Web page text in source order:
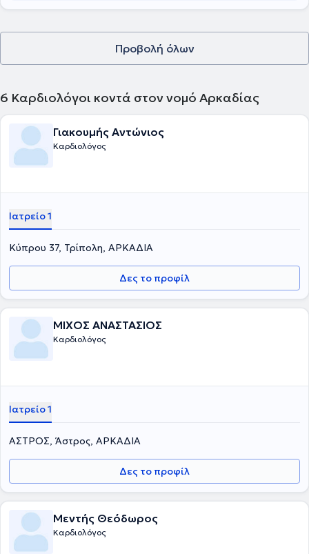
Προβολή όλων
6 Καρδιολόγοι κοντά στον νομό Αρκαδίας
Γιακουμής Αντώνιος
Καρδιολόγος
Ιατρείο 1
Κύπρου 37, Τρίπολη, ΑΡΚΑΔΙΑ
Δες το προφίλ
ΜΙΧΟΣ ΑΝΑΣΤΑΣΙΟΣ
Καρδιολόγος
Ιατρείο 1
ΑΣΤΡΟΣ, Άστρος, ΑΡΚΑΔΙΑ
Δες το προφίλ
Μεντής Θεόδωρος
Καρδιολόγος